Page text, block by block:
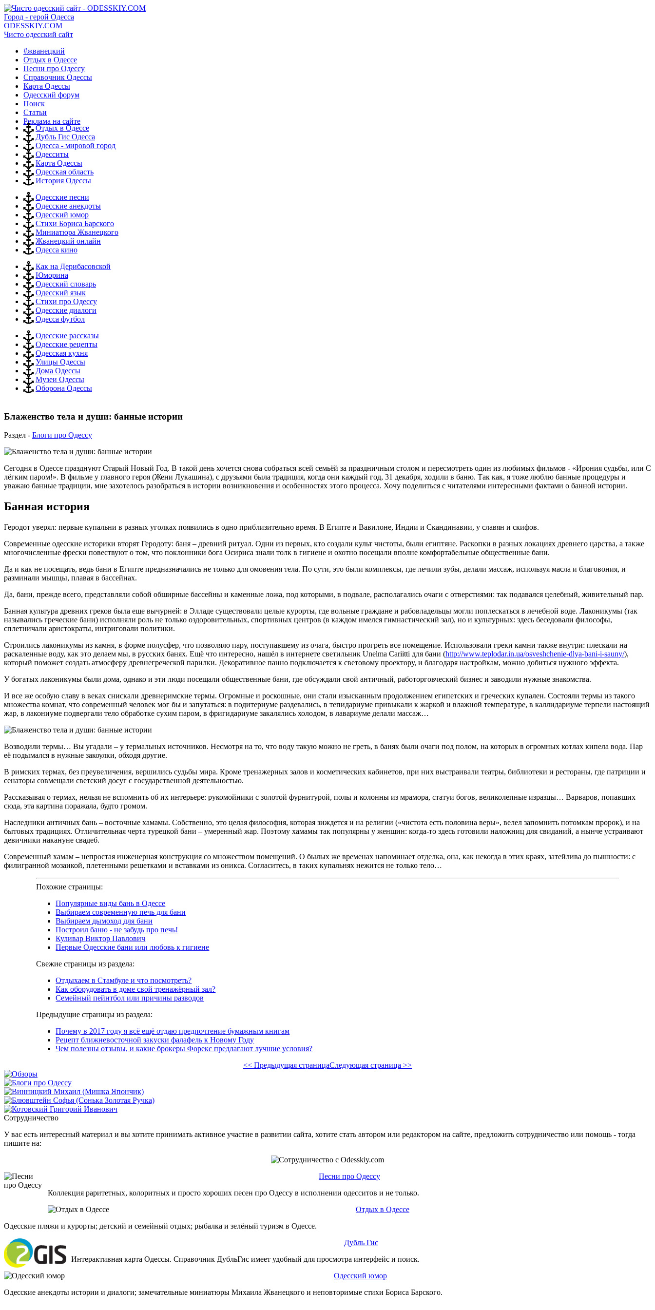
Город - герой Одесса
ODESSKIY.COM
Чисто одесский сайт
#жванецкий
Отдых в Одессе
Песни про Одессу
Справочник Одессы
Карта Одессы
Одесский форум
Поиск
Статьи
Реклама на сайте
Отдых в Одессе
Дубль Гис Одесса
Одесса - мировой город
Одесситы
Карта Одессы
Одесская область
История Одессы
Одесские песни
Одесские анекдоты
Одесский юмор
Стихи Бориса Барского
Миниатюра Жванецкого
Жванецкий онлайн
Одесса кино
Как на Дерибасовской
Юморина
Одесский словарь
Одесский язык
Стихи про Одессу
Одесские диалоги
Одесса футбол
Одесские рассказы
Одесские рецепты
Одесская кухня
Улицы Одессы
Дома Одессы
Музеи Одессы
Оборона Одессы
Блаженство тела и души: банные истории
Раздел - Блоги про Одессу
Сегодня в Одессе празднуют Старый Новый Год. В такой день хочется снова собраться всей семьёй за праздничным столом и пересмотреть один из любимых фильмов - «Ирония судьбы, или С
лёгким паром!». В фильме у главного героя (Жени Лукашина), с друзьями была традиция, когда они каждый год, 31 декабря, ходили в баню. Так как, я тоже люблю банные процедуры и
уважаю банные традиции, мне захотелось разобраться в истории возникновения и особенностях этого процесса. Хочу поделиться с читателями интересными фактами о банной истории.
Банная история
Геродот уверял: первые купальни в разных уголках появились в одно приблизительно время. В Египте и Вавилоне, Индии и Скандинавии, у славян и скифов.
Современные одесские историки вторят Геродоту: баня – древний ритуал. Одни из первых, кто создали культ чистоты, были египтяне. Раскопки в разных локациях древнего царства, а также
многочисленные фрески повествуют о том, что поклонники бога Осириса знали толк в гигиене и охотно посещали вполне комфортабельные общественные бани.
Да и как не посещать, ведь бани в Египте предназначались не только для омовения тела. По сути, это были комплексы, где лечили зубы, делали массаж, используя масла и благовония, и
разминали мышцы, плавая в бассейнах.
Да, бани, прежде всего, представляли собой обширные бассейны и каменные ложа, под которыми, в подвале, располагались очаги с отверстиями: так подавался целебный, живительный пар.
Банная культура древних греков была еще вычурней: в Элладе существовали целые курорты, где вольные граждане и рабовладельцы могли поплескаться в лечебной воде. Лаконикумы (так
назывались греческие бани) исполняли роль не только оздоровительных, спортивных центров (в каждом имелся гимнастический зал), но и культурных: здесь беседовали философы,
сплетничали аристократы, интриговали политики.
Строились лаконикумы из камня, в форме полусфер, что позволяло пару, поступавшему из очага, быстро прогреть все помещение. Использовали греки камни также внутри: плескали на
раскаленные воду, как это делаем мы, в русских банях. Ещё что интересно, нашёл в интернете светильник Unelma Cariitti для бани (http://www.teplodar.in.ua/osveshchenie-dlya-bani-i-sauny/),
который поможет создать атмосферу древнегреческой парилки. Декоративное панно подключается к световому проектору, и благодаря настройкам, можно добиться нужного эффекта.
У богатых лаконикумы были дома, однако и эти люди посещали общественные бани, где обсуждали свой античный, работорговческий бизнес и заводили нужные знакомства.
И все же особую славу в веках снискали древнеримские термы. Огромные и роскошные, они стали изысканным продолжением египетских и греческих купален. Состояли термы из такого
множества комнат, что современный человек мог бы и запутаться: в подитериуме раздевались, в тепидариуме привыкали к жаркой и влажной температуре, в каллидариуме терпели настоящий
жар, в лакониуме подвергали тело обработке сухим паром, в фригидариуме закалялись холодом, в лавариуме делали массаж…
Возводили термы… Вы угадали – у термальных источников. Несмотря на то, что воду такую можно не греть, в банях были очаги под полом, на которых в огромных котлах кипела вода. Пар
её подымался в нужные закоулки, обходя другие.
В римских термах, без преувеличения, вершились судьбы мира. Кроме тренажерных залов и косметических кабинетов, при них выстраивали театры, библиотеки и рестораны, где патриции и
сенаторы совмещали светский досуг с государственной деятельностью.
Рассказывая о термах, нельзя не вспомнить об их интерьере: рукомойники с золотой фурнитурой, полы и колонны из мрамора, статуи богов, великолепные изразцы… Варваров, попавших
сюда, эта картина поражала, будто громом.
Наследники античных бань – восточные хамамы. Собственно, это целая философия, которая зиждется и на религии («чистота есть половина веры», велел запомнить потомкам пророк), и на
бытовых традициях. Отличительная черта турецкой бани – умеренный жар. Поэтому хамамы так популярны у женщин: когда-то здесь готовили наложниц для свиданий, а нынче устраивают
девичники накануне свадеб.
Современный хамам – непростая инженерная конструкция со множеством помещений. О былых же временах напоминает отделка, она, как некогда в этих краях, затейлива до пышности: с
филигранной мозаикой, плетенными решетками и вставками из оникса. Согласитесь, в таких купальнях нежится не только тело…
Похожие страницы:
Популярные виды бань в Одессе
Выбираем современную печь для бани
Выбираем дымоход для бани
Построил баню - не забудь про печь!
Куливар Виктор Павлович
Первые Одесские бани или любовь к гигиене
Свежие страницы из раздела:
Отдыхаем в Стамбуле и что посмотреть?
Как оборудовать в доме свой тренажёрный зал?
Семейный пейнтбол или причины разводов
Предыдущие страницы из раздела:
Почему в 2017 году я всё ещё отдаю предпочтение бумажным книгам
Рецепт ближневосточной закуски фалафель к Новому Году
Чем полезны отзывы, и какие брокеры Форекс предлагают лучшие условия?
<< Предыдущая страницаСледующая страница >>
Сотрудничество
У вас есть интересный материал и вы хотите принимать активное участие в развитии сайта, хотите стать автором или редактором на сайте, предложить сотрудничество или помощь - тогда
пишите на:
Песни про Одессу
Коллекция раритетных, колоритных и просто хороших песен про Одессу в исполнении одесситов и не только.
Отдых в Одессе
Одесские пляжи и курорты; детский и семейный отдых; рыбалка и зелёный туризм в Одессе.
Дубль Гис
Интерактивная карта Одессы. Справочник ДубльГис имеет удобный для просмотра интерфейс и поиск.
Одесский юмор
Одесские анекдоты истории и диалоги; замечательные миниатюры Михаила Жванецкого и неповторимые стихи Бориса Барского.